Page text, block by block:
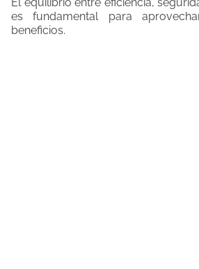
es fundamental para
beneficios.